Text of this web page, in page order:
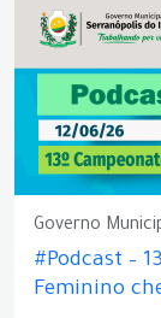
Governo
#Podcast –
Feminino